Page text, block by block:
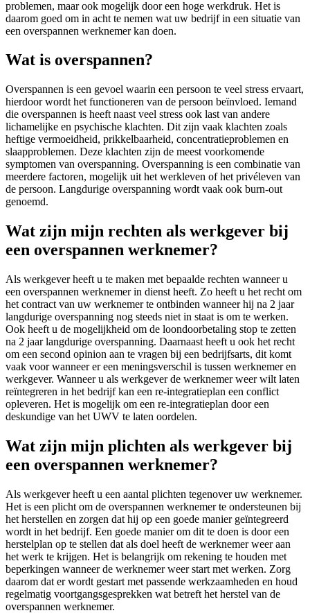
problemen, maar ook mogelijk door een hoge werkdruk. Het is
daarom goed om in acht te nemen wat uw bedrijf in een situatie van
een overspannen werknemer kan doen.
Wat is overspannen?
Overspannen is een gevoel waarin een persoon te veel stress ervaart,
hierdoor wordt het functioneren van de persoon beïnvloed. Iemand
die overspannen is heeft naast veel stress ook last van andere
lichamelijke en psychische klachten. Dit zijn vaak klachten zoals
heftige vermoeidheid, prikkelbaarheid, concentratieproblemen en
slaapproblemen. Deze klachten zijn de meest voorkomende
symptomen van overspanning. Overspanning is een combinatie van
meerdere factoren, mogelijk uit het werkleven of het privéleven van
de persoon. Langdurige overspanning wordt vaak ook burn-out
genoemd.
Wat zijn mijn rechten als werkgever bij
een overspannen werknemer?
Als werkgever heeft u te maken met bepaalde rechten wanneer u
een overspannen werknemer in dienst heeft. Zo heeft u het recht om
het contract van uw werknemer te ontbinden wanneer hij na 2 jaar
langdurige overspanning nog steeds niet in staat is om te werken.
Ook heeft u de mogelijkheid om de loondoorbetaling stop te zetten
na 2 jaar langdurige overspanning. Daarnaast heeft u ook het recht
om een second opinion aan te vragen bij een bedrijfsarts, dit komt
vaak voor wanneer er een meningsverschil is tussen werknemer en
werkgever. Wanneer u als werkgever de werknemer weer wilt laten
reïntegreren in het bedrijf kan een re-integratieplan een conflict
opleveren. Het is mogelijk om een re-integratieplan door een
deskundige van het UWV te laten oordelen.
Wat zijn mijn plichten als werkgever bij
een overspannen werknemer?
Als werkgever heeft u een aantal plichten tegenover uw werknemer.
Het is een plicht om de overspannen werknemer te ondersteunen bij
het herstellen en zorgen dat hij op een goede manier geïntegreerd
wordt in het bedrijf. Een goede manier om dit te doen is door een
herstelplan op te stellen dat als doel heeft de werknemer weer aan
het werk te krijgen. Het is belangrijk om rekening te houden met
beperkingen wanneer de werknemer weer start met werken. Zorg
daarom dat er wordt gestart met passende werkzaamheden en houd
regelmatig voortgangsgesprekken wat betreft het herstel van de
overspannen werknemer.